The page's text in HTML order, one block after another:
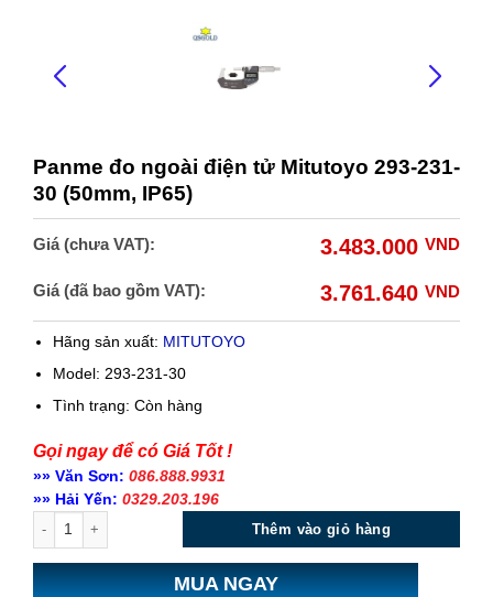
Panme đo ngoài điện tử Mitutoyo 293-231-
30 (50mm, IP65)
Giá (chưa VAT): 3.483.000 VND
Giá (đã bao gồm VAT): 3.761.640 VND
Hãng sản xuất: MITUTOYO
Model: 293-231-30
Tình trạng: Còn hàng
Gọi ngay để có Giá Tốt !
»» Văn Sơn: 086.888.9931
»» Hải Yến: 0329.203.196
Thêm vào giỏ hàng
MUA NGAY